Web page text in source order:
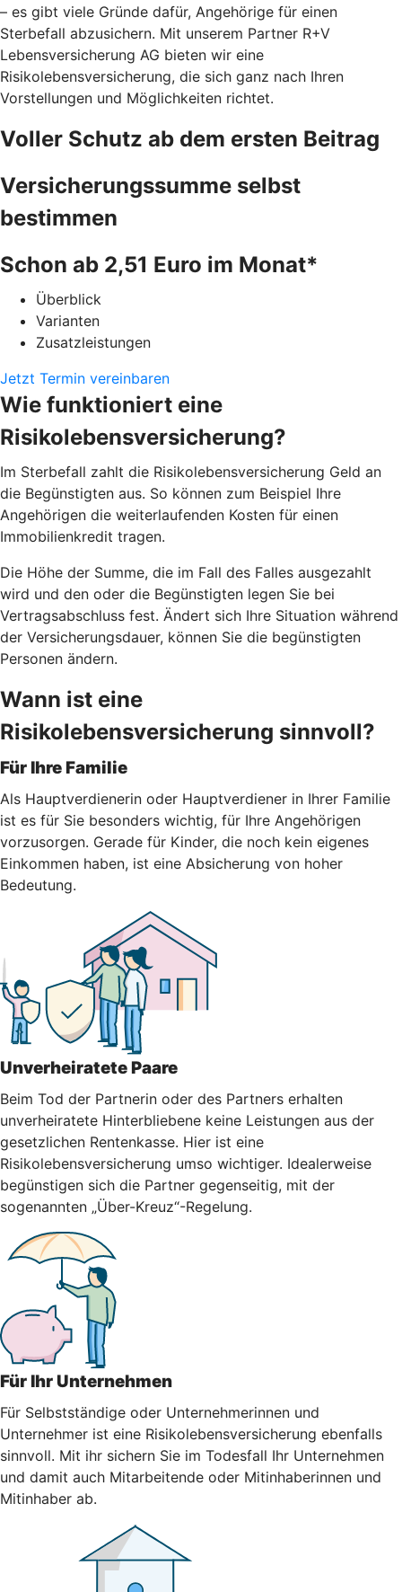
– es gibt viele Gründe dafür, Angehörige für einen
Sterbefall abzusichern. Mit unserem Partner R+V
Lebensversicherung AG bieten wir eine
Risikolebensversicherung, die sich ganz nach Ihren
Vorstellungen und Möglichkeiten richtet.
Voller Schutz ab dem ersten Beitrag
Versicherungssumme selbst
bestimmen
Schon ab 2,51 Euro im Monat*
Überblick
Varianten
Zusatzleistungen
Jetzt Termin vereinbaren
Wie funktioniert eine
Risikolebensversicherung?
Im Sterbefall zahlt die Risikolebensversicherung Geld an
die Begünstigten aus. So können zum Beispiel Ihre
Angehörigen die weiterlaufenden Kosten für einen
Immobilienkredit tragen.
Die Höhe der Summe, die im Fall des Falles ausgezahlt
wird und den oder die Begünstigten legen Sie bei
Vertragsabschluss fest. Ändert sich Ihre Situation während
der Versicherungsdauer, können Sie die begünstigten
Personen ändern.
Wann ist eine
Risikolebensversicherung sinnvoll?
Für Ihre Familie
Als Hauptverdienerin oder Hauptverdiener in Ihrer Familie
ist es für Sie besonders wichtig, für Ihre Angehörigen
vorzusorgen. Gerade für Kinder, die noch kein eigenes
Einkommen haben, ist eine Absicherung von hoher
Bedeutung.
Unverheiratete Paare
Beim Tod der Partnerin oder des Partners erhalten
unverheiratete Hinterbliebene keine Leistungen aus der
gesetzlichen Rentenkasse. Hier ist eine
Risikolebensversicherung umso wichtiger. Idealerweise
begünstigen sich die Partner gegenseitig, mit der
sogenannten „Über-Kreuz“-Regelung.
Für Ihr Unternehmen
Für Selbstständige oder Unternehmerinnen und
Unternehmer ist eine Risikolebensversicherung ebenfalls
sinnvoll. Mit ihr sichern Sie im Todesfall Ihr Unternehmen
und damit auch Mitarbeitende oder Mitinhaberinnen und
Mitinhaber ab.